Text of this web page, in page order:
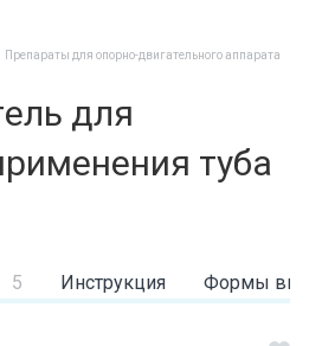
Препараты для опорно-двигательного аппарата
для
туба
5 Инструкция Формы